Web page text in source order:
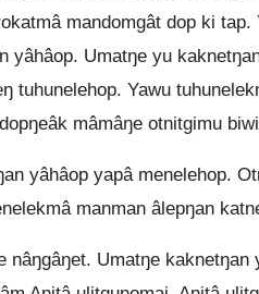
mandomgât dop ki
yâhâop. Umatŋe yu
tuhunelehop. Yawu
mâmâŋe otnitgimu
yâhâop yapâ menelehop.
manman âlepŋan
nâŋgâŋet. Umatŋe